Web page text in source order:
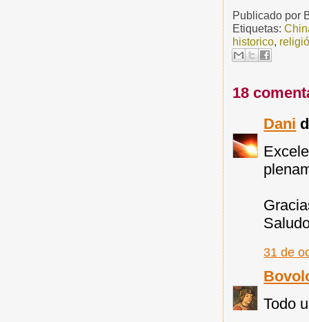
Publicado por
Etiquetas:
historico,
18
Dani
31 de
Todo